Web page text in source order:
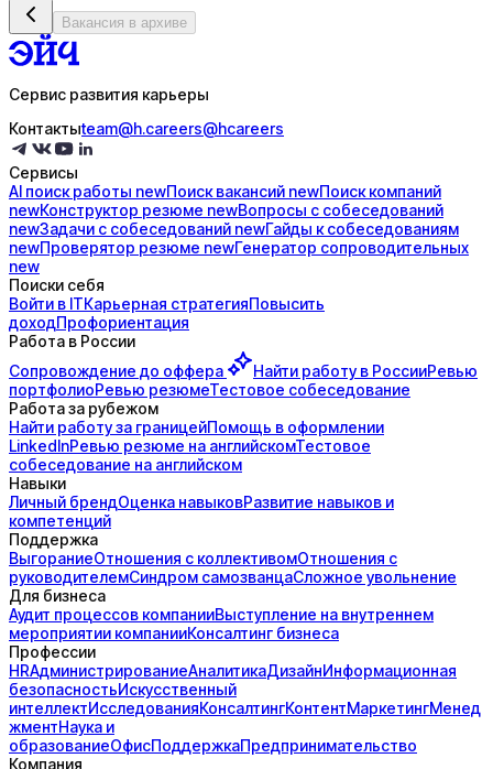
Вакансия в архиве
Сервис развития карьеры
Контактыteam@h.careers@hcareers
Сервисы
AI поискработы newПоисквакансий newПоисккомпаний
newКонструктор резюме newВопросы с собеседований
newЗадачи с собеседований newГайды ксобеседованиям
newПроверятор резюме newГенератор сопроводительных
new
Поиски себя
Войти в ITКарьерная стратегияПовысить
доходПрофориентация
Работа в России
Сопровождение до оффера Найти работу в РоссииРевью
портфолиоРевью резюмеТестовое собеседование
Работа за рубежом
Найти работу за границейПомощь в оформлении
LinkedInРевью резюме на английскомТестовое
собеседование на английском
Навыки
Личный брендОценка навыковРазвитие навыков и
компетенций
Поддержка
ВыгораниеОтношения с коллективомОтношения с
руководителемСиндром самозванцаСложное увольнение
Для бизнеса
Аудит процессов компанииВыступление на внутреннем
мероприятии компанииКонсалтинг бизнеса
Профессии
HRАдминистрированиеАналитикаДизайнИнформационная
безопасностьИскусственный
интеллектИсследованияКонсалтингКонтентМаркетингМенед
жментНаука и
образованиеОфисПоддержкаПредпринимательство
Компания